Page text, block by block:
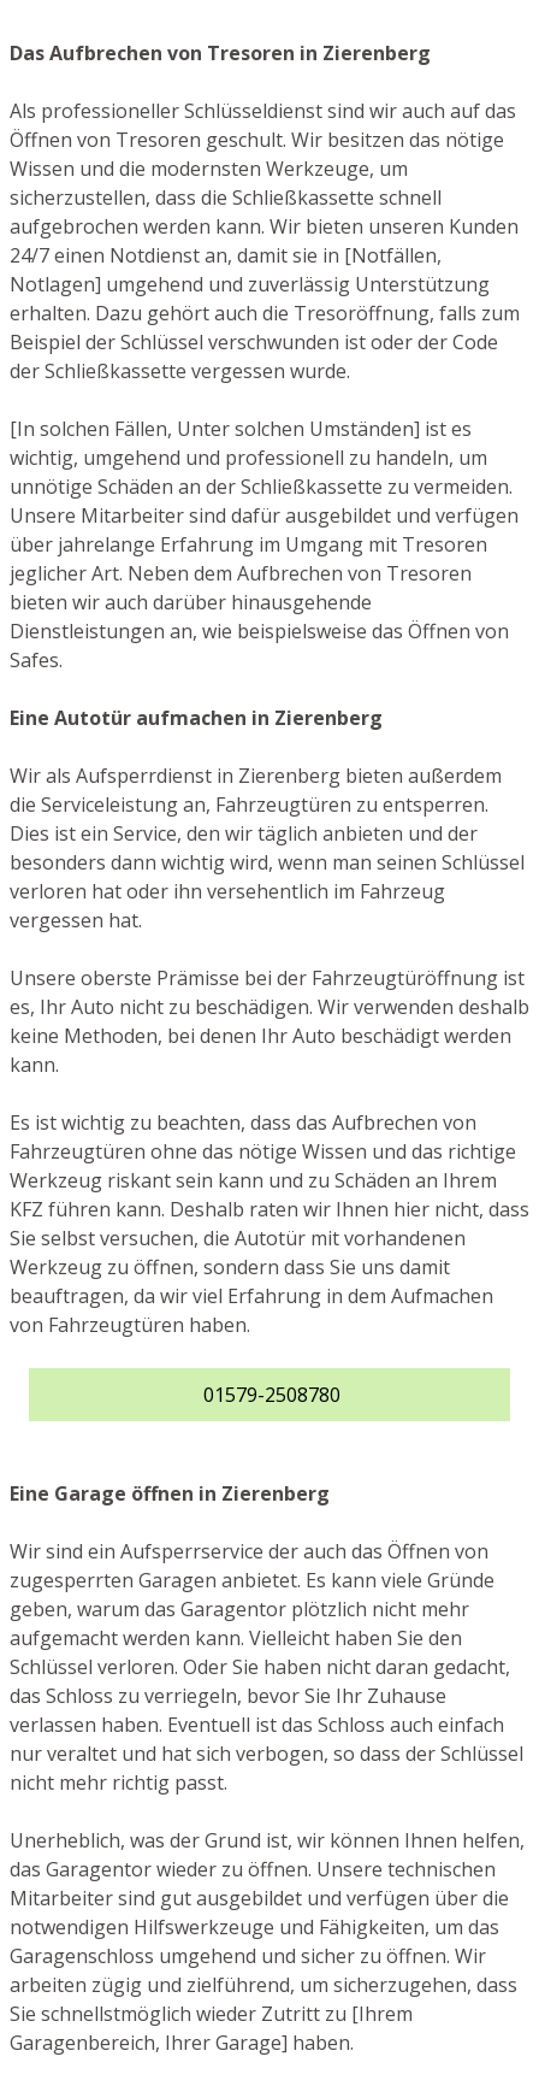
Das Aufbrechen von Tresoren in Zierenberg
Als professioneller Schlüsseldienst sind wir auch auf das
Öffnen von Tresoren geschult. Wir besitzen das nötige
Wissen und die modernsten Werkzeuge, um
sicherzustellen, dass die Schließkassette schnell
aufgebrochen werden kann. Wir bieten unseren Kunden
24/7 einen Notdienst an, damit sie in [Notfällen,
Notlagen] umgehend und zuverlässig Unterstützung
erhalten. Dazu gehört auch die Tresoröffnung, falls zum
Beispiel der Schlüssel verschwunden ist oder der Code
der Schließkassette vergessen wurde.
[In solchen Fällen, Unter solchen Umständen] ist es
wichtig, umgehend und professionell zu handeln, um
unnötige Schäden an der Schließkassette zu vermeiden.
Unsere Mitarbeiter sind dafür ausgebildet und verfügen
über jahrelange Erfahrung im Umgang mit Tresoren
jeglicher Art. Neben dem Aufbrechen von Tresoren
bieten wir auch darüber hinausgehende
Dienstleistungen an, wie beispielsweise das Öffnen von
Safes.
Eine Autotür aufmachen in Zierenberg
Wir als Aufsperrdienst in Zierenberg bieten außerdem
die Serviceleistung an, Fahrzeugtüren zu entsperren.
Dies ist ein Service, den wir täglich anbieten und der
besonders dann wichtig wird, wenn man seinen Schlüssel
verloren hat oder ihn versehentlich im Fahrzeug
vergessen hat.
Unsere oberste Prämisse bei der Fahrzeugtüröffnung ist
es, Ihr Auto nicht zu beschädigen. Wir verwenden deshalb
keine Methoden, bei denen Ihr Auto beschädigt werden
kann.
Es ist wichtig zu beachten, dass das Aufbrechen von
Fahrzeugtüren ohne das nötige Wissen und das richtige
Werkzeug riskant sein kann und zu Schäden an Ihrem
KFZ führen kann. Deshalb raten wir Ihnen hier nicht, dass
Sie selbst versuchen, die Autotür mit vorhandenen
Werkzeug zu öffnen, sondern dass Sie uns damit
beauftragen, da wir viel Erfahrung in dem Aufmachen
von Fahrzeugtüren haben.
01579-2508780
Eine Garage öffnen in Zierenberg
Wir sind ein Aufsperrservice der auch das Öffnen von
zugesperrten Garagen anbietet. Es kann viele Gründe
geben, warum das Garagentor plötzlich nicht mehr
aufgemacht werden kann. Vielleicht haben Sie den
Schlüssel verloren. Oder Sie haben nicht daran gedacht,
das Schloss zu verriegeln, bevor Sie Ihr Zuhause
verlassen haben. Eventuell ist das Schloss auch einfach
nur veraltet und hat sich verbogen, so dass der Schlüssel
nicht mehr richtig passt.
Unerheblich, was der Grund ist, wir können Ihnen helfen,
das Garagentor wieder zu öffnen. Unsere technischen
Mitarbeiter sind gut ausgebildet und verfügen über die
notwendigen Hilfswerkzeuge und Fähigkeiten, um das
Garagenschloss umgehend und sicher zu öffnen. Wir
arbeiten zügig und zielführend, um sicherzugehen, dass
Sie schnellstmöglich wieder Zutritt zu [Ihrem
Garagenbereich, Ihrer Garage] haben.